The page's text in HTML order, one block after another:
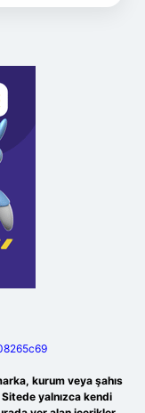
kurum veya şahıs
yalnızca kendi